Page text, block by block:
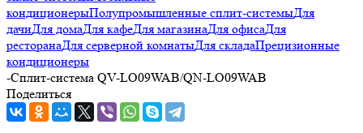
кондиционерыПолупромышленные сплит-системыДля
дачиДля домаДля кафеДля магазинаДля офисаДля
ресторанаДля серверной комнатыДля складаПрецизионные
кондиционеры
-Сплит-система QV-LO09WAB/QN-LO09WAB
Поделиться